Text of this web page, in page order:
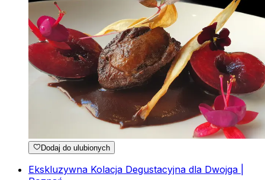
Dodaj do ulubionych
Ekskluzywna Kolacja Degustacyjna dla Dwojga |